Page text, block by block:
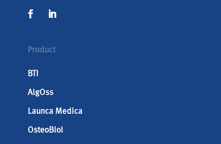
Product
BTI
AlgOss
Launca Medica
OsteoBiol